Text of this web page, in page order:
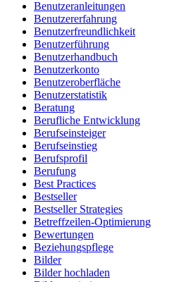
Benutzeranleitungen
Benutzererfahrung
Benutzerfreundlichkeit
Benutzerführung
Benutzerhandbuch
Benutzerkonto
Benutzeroberfläche
Benutzerstatistik
Beratung
Berufliche Entwicklung
Berufseinsteiger
Berufseinstieg
Berufsprofil
Berufung
Best Practices
Bestseller
Bestseller Strategies
Betreffzeilen-Optimierung
Bewertungen
Beziehungspflege
Bilder
Bilder hochladen